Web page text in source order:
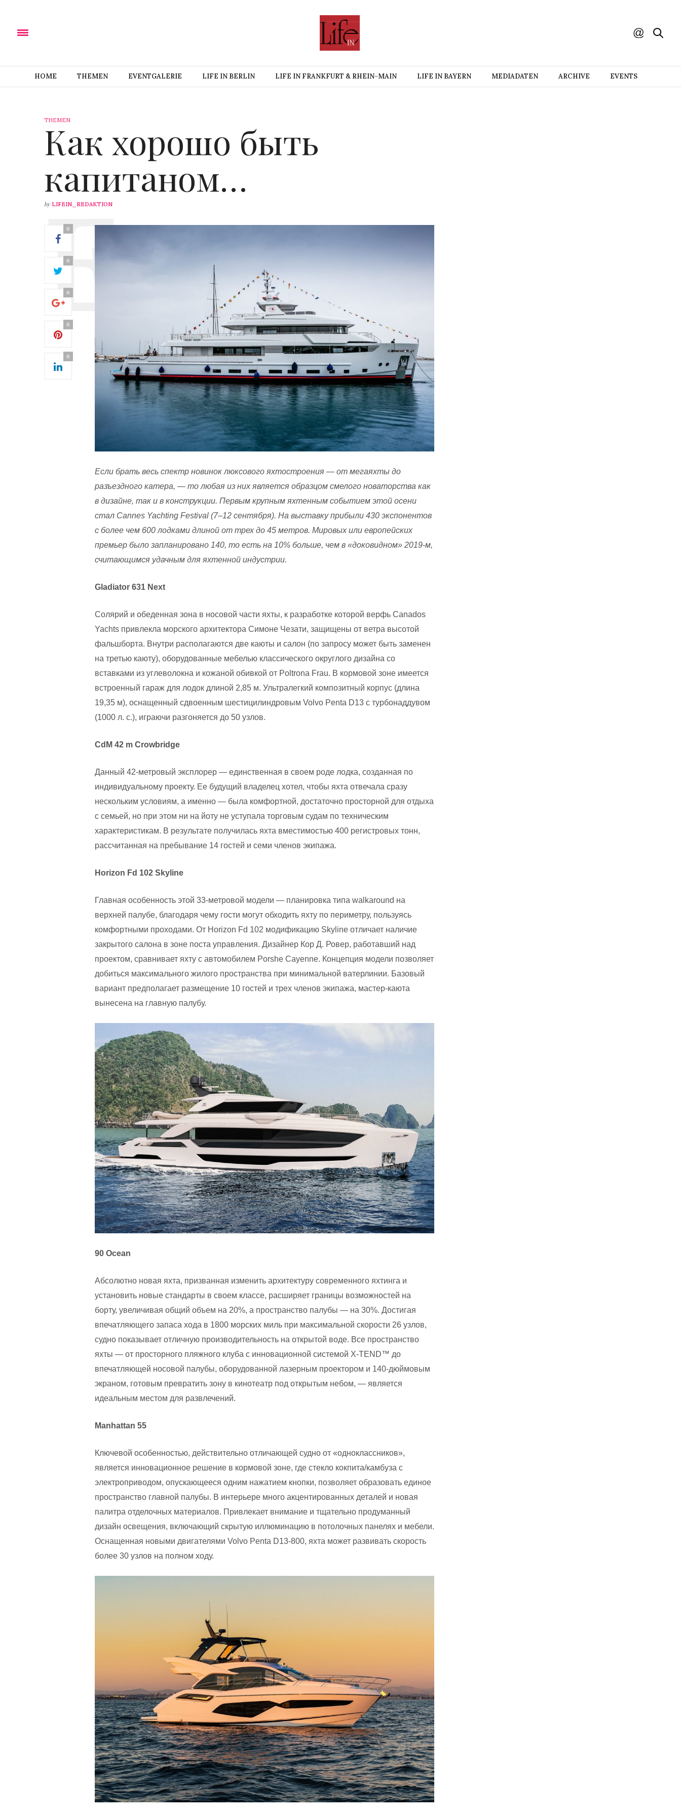
HOME THEMEN EVENTGALERIE LIFE IN BERLIN LIFE IN FRANKFURT & RHEIN-MAIN LIFE IN BAYERN MEDIADATEN ARCHIVE EVENTS
THEMEN
Как хорошо быть
капитаном…
by LIFEIN_REDAKTION
0
0
0
0
0
Если брать весь спектр новинок люксового яхтостроения — от мегаяхты до
разъездного катера, — то любая из них является образцом смелого новаторства как
в дизайне, так и в конструкции. Первым крупным яхтенным событием этой осени
стал Cannes Yachting Festival (7–12 сентября). На выставку прибыли 430 экспонентов
с более чем 600 лодками длиной от трех до 45 метров. Мировых или европейских
премьер было запланировано 140, то есть на 10% больше, чем в «доковидном» 2019-м,
считающимся удачным для яхтенной индустрии.
Gladiator 631 Next
Солярий и обеденная зона в носовой части яхты, к разработке которой верфь Canados
Yachts привлекла морского архитектора Симоне Чезати, защищены от ветра высотой
фальшборта. Внутри располагаются две каюты и салон (по запросу может быть заменен
на третью каюту), оборудованные мебелью классического округлого дизайна со
вставками из углеволокна и кожаной обивкой от Poltrona Frau. В кормовой зоне имеется
встроенный гараж для лодок длиной 2,85 м. Ультралегкий композитный корпус (длина
19,35 м), оснащенный сдвоенным шестицилиндровым Volvo Penta D13 с турбонаддувом
(1000 л. с.), играючи разгоняется до 50 узлов.
CdM 42 m Crowbridge
Данный 42-метровый эксплорер — единственная в своем роде лодка, созданная по
индивидуальному проекту. Ее будущий владелец хотел, чтобы яхта отвечала сразу
нескольким условиям, а именно — была комфортной, достаточно просторной для отдыха
с семьей, но при этом ни на йоту не уступала торговым судам по техническим
характеристикам. В результате получилась яхта вместимостью 400 регистровых тонн,
рассчитанная на пребывание 14 гостей и семи членов экипажа.
Horizon Fd 102 Skyline
Главная особенность этой 33-метровой модели — планировка типа walkaround на
верхней палубе, благодаря чему гости могут обходить яхту по периметру, пользуясь
комфортными проходами. От Horizon Fd 102 модификацию Skyline отличает наличие
закрытого салона в зоне поста управления. Дизайнер Кор Д. Ровер, работавший над
проектом, сравнивает яхту с автомобилем Porshe Cayenne. Концепция модели позволяет
добиться максимального жилого пространства при минимальной ватерлинии. Базовый
вариант предполагает размещение 10 гостей и трех членов экипажа, мастер-каюта
вынесена на главную палубу.
90 Ocean
Абсолютно новая яхта, призванная изменить архитектуру современного яхтинга и
установить новые стандарты в своем классе, расширяет границы возможностей на
борту, увеличивая общий объем на 20%, а пространство палубы — на 30%. Достигая
впечатляющего запаса хода в 1800 морских миль при максимальной скорости 26 узлов,
судно показывает отличную производительность на открытой воде. Все пространство
яхты — от просторного пляжного клуба с инновационной системой X-TEND™ до
впечатляющей носовой палубы, оборудованной лазерным проектором и 140-дюймовым
экраном, готовым превратить зону в кинотеатр под открытым небом, — является
идеальным местом для развлечений.
Manhattan 55
Ключевой особенностью, действительно отличающей судно от «одноклассников»,
является инновационное решение в кормовой зоне, где стекло кокпита/камбуза с
электроприводом, опускающееся одним нажатием кнопки, позволяет образовать единое
пространство главной палубы. В интерьере много акцентированных деталей и новая
палитра отделочных материалов. Привлекает внимание и тщательно продуманный
дизайн освещения, включающий скрытую иллюминацию в потолочных панелях и мебели.
Оснащенная новыми двигателями Volvo Penta D13-800, яхта может развивать скорость
более 30 узлов на полном ходу.